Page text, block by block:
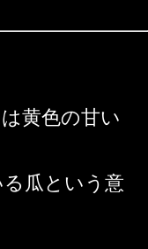
黄色の甘い
瓜という意